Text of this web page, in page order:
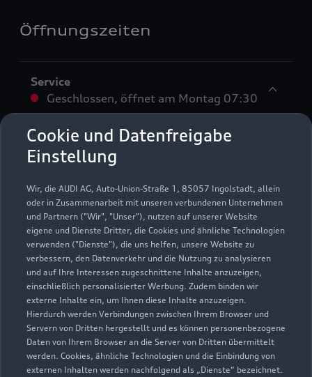
Cookie und Datenfreigabe
Einstellung
Wir, die AUDI AG, Auto-Union-Straße 1, 85057 Ingolstadt, allein
oder in Zusammenarbeit mit unseren verbundenen Unternehmen
und Partnern ("Wir", "Unser"), nutzen auf unserer Website
eigene und Dienste Dritter, die Cookies und ähnliche Technologien
verwenden ("Dienste"), die uns helfen, unsere Website zu
verbessern, den Datenverkehr und die Nutzung zu analysieren
und auf Ihre Interessen zugeschnittene Inhalte anzuzeigen,
einschließlich personalisierter Werbung. Zudem binden wir
externe Inhalte ein, um Ihnen diese Inhalte anzuzeigen.
Hierdurch werden Verbindungen zwischen Ihrem Browser und
Servern von Dritten hergestellt und es können personenbezogene
Daten von Ihrem Browser an die Server von Dritten übermittelt
werden. Cookies, ähnliche Technologien und die Einbindung von
externen Inhalten werden nachfolgend als „Dienste“ bezeichnet.
Öffnungszeiten
Service
Geschlossen, öffnet am Montag 07:30
Montag - Freitag
07:30 - 18:00
Sonntag
Geschlossen